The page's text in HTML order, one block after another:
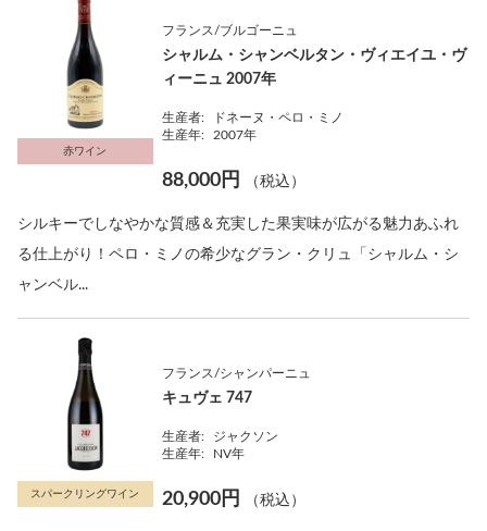
赤ワイン
フランス/ブルゴーニュ
シャルム・シャンベルタン・ヴィエイユ・ヴ
ィーニュ 2007年
生産者:
ドネーヌ・ペロ・ミノ
生産年:
2007年
88,000円 （税込）
シルキーでしなやかな質感＆充実した果実味が広がる魅力あふれ
る仕上がり！ペロ・ミノの希少なグラン・クリュ「シャルム・シ
ャンベル...
スパークリングワイン
フランス/シャンパーニュ
キュヴェ 747
生産者:
ジャクソン
生産年:
NV年
20,900円 （税込）